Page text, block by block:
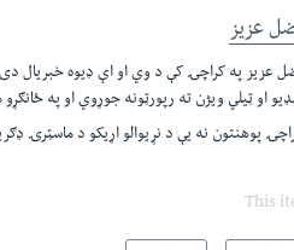
عزیز
عزيز په کراچۍ کې د وي او اې ډيوه خبريال دی
او ټيلي ويژن ته رپورټونه جوړوي او په
پوهنتون نه يې د نړيوالو اړيکو د ماسټرۍ
This